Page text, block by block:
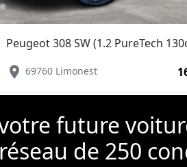
location_on69760 Limonest
future
de 250